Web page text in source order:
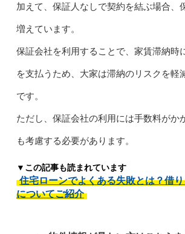
加えて、保証人なしで契約を結ぶ場合、
増えています。
保証会社を利用することで、家賃滞納時
を支払うため、大家は滞納のリスクを軽
です。
ただし、保証会社の利用には手数料がか
も考慮する必要があります。
▼この記事も読まれています
住宅ローンでよくある失敗とは？借
についてご紹介